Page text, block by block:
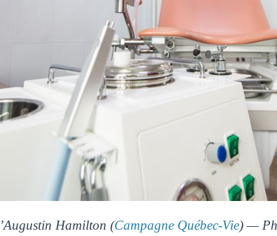
Hamilton (Campagne Québec-Vie) —